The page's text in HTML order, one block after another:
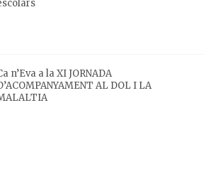
n’Eva a la XI JORNADA
AL DOL I LA